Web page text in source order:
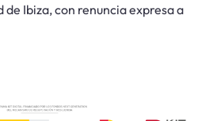
Ibiza, con renuncia expresa a